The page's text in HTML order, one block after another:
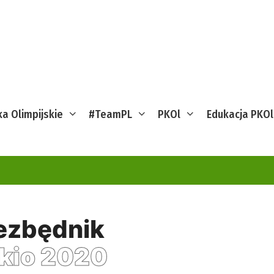
Olimpijskie #TeamPL PKOl Edukacja PKOl
2020